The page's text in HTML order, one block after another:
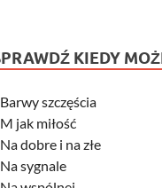
KIEDY
Barwy szczęścia
M jak miłość
Na dobre i na złe
Na sygnale